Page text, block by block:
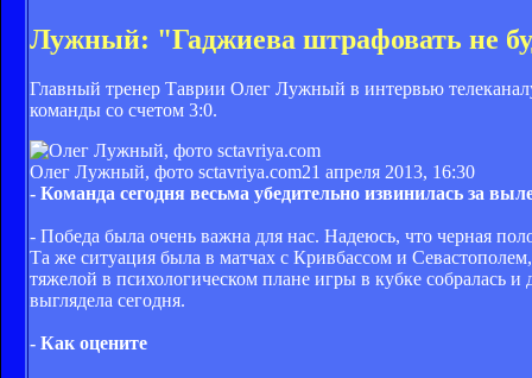
Лужный: "Гаджиева штрафовать не
Главный тренер Таврии Олег Лужный в интервью
команды со счетом 3:0.
Олег Лужный, фото sctavriya.com21 апреля 2013, 16:30
- Команда сегодня весьма убедительно извинилась за
- Победа была очень важна для нас. Надеюсь, что черная
Та же ситуация была в матчах с Кривбассом и
тяжелой в психологическом плане игры в кубке собралась и
выглядела сегодня.
- Как оцените